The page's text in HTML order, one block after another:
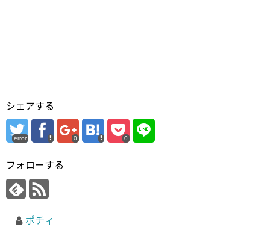
シェアする
error 0 0
フォローする
ポチィ